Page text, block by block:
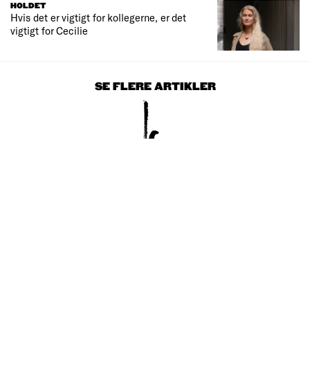
HOLDET
Hvis det er vigtigt for kollegerne, er det
vigtigt for Cecilie
SE FLERE ARTIKLER